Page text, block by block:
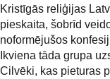
Kristīgās reliģijas
pieskaita, šobrīd
noformējušos
Ikviena tāda grupa
Cilvēki, kas pieturas